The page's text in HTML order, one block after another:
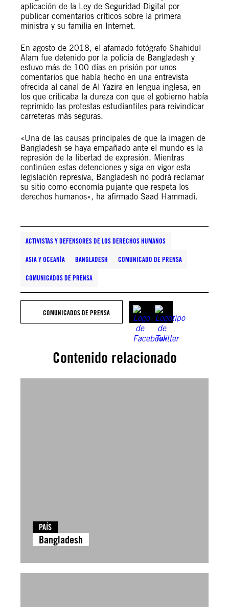
aplicación de la Ley de Seguridad Digital por
publicar comentarios críticos sobre la primera
ministra y su familia en Internet.
En agosto de 2018, el afamado fotógrafo Shahidul
Alam fue detenido por la policía de Bangladesh y
estuvo más de 100 días en prisión por unos
comentarios que había hecho en una entrevista
ofrecida al canal de Al Yazira en lengua inglesa, en
los que criticaba la dureza con que el gobierno había
reprimido las protestas estudiantiles para reivindicar
carreteras más seguras.
«Una de las causas principales de que la imagen de
Bangladesh se haya empañado ante el mundo es la
represión de la libertad de expresión. Mientras
continúen estas detenciones y siga en vigor esta
legislación represiva, Bangladesh no podrá reclamar
su sitio como economía pujante que respeta los
derechos humanos», ha afirmado Saad Hammadi.
ACTIVISTAS Y DEFENSORES DE LOS DERECHOS HUMANOS
ASIA Y OCEANÍA BANGLADESH COMUNICADO DE PRENSA
COMUNICADOS DE PRENSA
COMUNICADOS DE PRENSA
Contenido relacionado
PAÍS
Bangladesh